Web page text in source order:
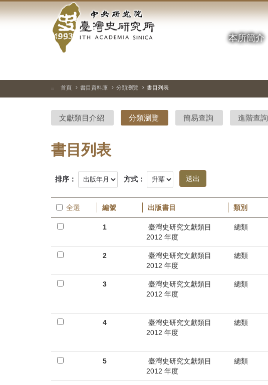
到
中
央
研
院-
臺
灣
史
究
所-
首
頁
本所簡介
::: 首頁 書目資料庫 分類瀏覽 書目列表
文獻類目介紹 分類瀏覽 簡易查詢 進階查詢
書目列表
排序： 方式：
全選 編號 出版書目 類別
1
臺灣史研究文獻類目
2012 年度
總類
2
臺灣史研究文獻類目
2012 年度
總類
3
臺灣史研究文獻類目
2012 年度
總類
4
臺灣史研究文獻類目
2012 年度
總類
5
臺灣史研究文獻類目
2012 年度
總類